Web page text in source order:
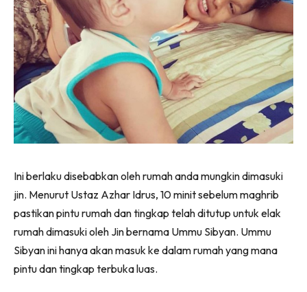
Ini berlaku disebabkan oleh rumah anda mungkin dimasuki
jin. Menurut Ustaz Azhar Idrus, 10 minit sebelum maghrib
pastikan pintu rumah dan tingkap telah ditutup untuk elak
rumah dimasuki oleh Jin bernama Ummu Sibyan. Ummu
Sibyan ini hanya akan masuk ke dalam rumah yang mana
pintu dan tingkap terbuka luas.